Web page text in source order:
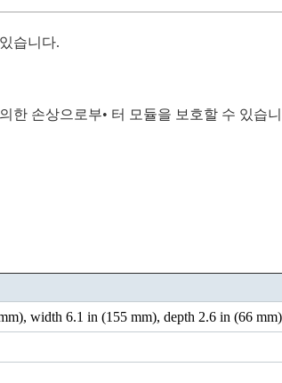
있습니다.
의한 손상으로부• 터 모듈을 보호할 수 있습
width 6.1 in (155 mm), depth 2.6 in (66 mm)